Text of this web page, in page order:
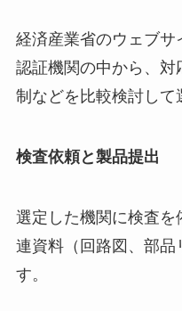
経済産業省のウェブサ
認証機関の中から、
制などを比較検討して
検査依頼と製品提出
選定した機関に検査を
連資料（回路図、部品
す。